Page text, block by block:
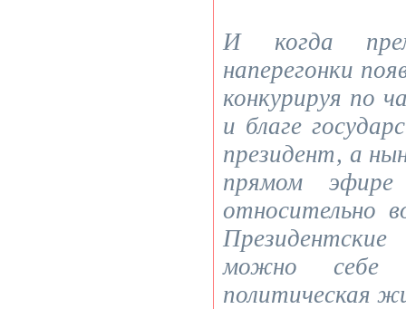
И когда
наперегонки
конкурируя по
и благе
президент, а
прямом
относительно
можно себе
политическая